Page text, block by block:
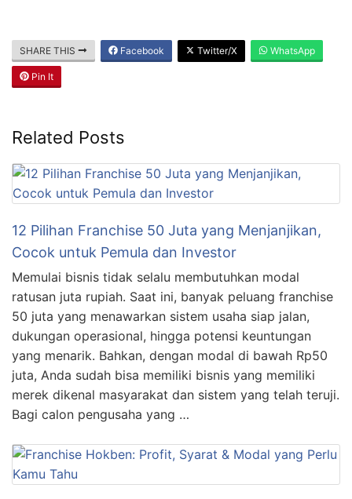
SHARE THIS Facebook Twitter/X WhatsApp
Pin It
Related Posts
12 Pilihan Franchise 50 Juta yang Menjanjikan,
Cocok untuk Pemula dan Investor
Memulai bisnis tidak selalu membutuhkan modal
ratusan juta rupiah. Saat ini, banyak peluang franchise
50 juta yang menawarkan sistem usaha siap jalan,
dukungan operasional, hingga potensi keuntungan
yang menarik. Bahkan, dengan modal di bawah Rp50
juta, Anda sudah bisa memiliki bisnis yang memiliki
merek dikenal masyarakat dan sistem yang telah teruji.
Bagi calon pengusaha yang …